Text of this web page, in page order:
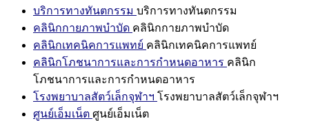
บริการทางทันตกรรม บริการทางทันตกรรม
คลินิกกายภาพบำบัด คลินิกกายภาพบำบัด
คลินิกเทคนิคการแพทย์ คลินิกเทคนิคการแพทย์
คลินิกโภชนาการและการกำหนดอาหาร คลินิก
โภชนาการและการกำหนดอาหาร
โรงพยาบาลสัตว์เล็กจุฬาฯ โรงพยาบาลสัตว์เล็กจุฬาฯ
ศูนย์เอ็มเน็ต ศูนย์เอ็มเน็ต